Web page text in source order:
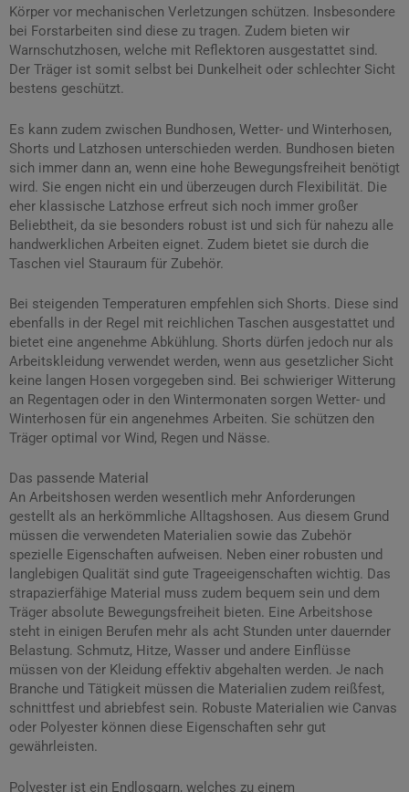
Körper vor mechanischen Verletzungen schützen. Insbesondere
bei Forstarbeiten sind diese zu tragen. Zudem bieten wir
Warnschutzhosen, welche mit Reflektoren ausgestattet sind.
Der Träger ist somit selbst bei Dunkelheit oder schlechter Sicht
bestens geschützt.
Es kann zudem zwischen Bundhosen, Wetter- und Winterhosen,
Shorts und Latzhosen unterschieden werden. Bundhosen bieten
sich immer dann an, wenn eine hohe Bewegungsfreiheit benötigt
wird. Sie engen nicht ein und überzeugen durch Flexibilität. Die
eher klassische Latzhose erfreut sich noch immer großer
Beliebtheit, da sie besonders robust ist und sich für nahezu alle
handwerklichen Arbeiten eignet. Zudem bietet sie durch die
Taschen viel Stauraum für Zubehör.
Bei steigenden Temperaturen empfehlen sich Shorts. Diese sind
ebenfalls in der Regel mit reichlichen Taschen ausgestattet und
bietet eine angenehme Abkühlung. Shorts dürfen jedoch nur als
Arbeitskleidung verwendet werden, wenn aus gesetzlicher Sicht
keine langen Hosen vorgegeben sind. Bei schwieriger Witterung
an Regentagen oder in den Wintermonaten sorgen Wetter- und
Winterhosen für ein angenehmes Arbeiten. Sie schützen den
Träger optimal vor Wind, Regen und Nässe.
Das passende Material
An Arbeitshosen werden wesentlich mehr Anforderungen
gestellt als an herkömmliche Alltagshosen. Aus diesem Grund
müssen die verwendeten Materialien sowie das Zubehör
spezielle Eigenschaften aufweisen. Neben einer robusten und
langlebigen Qualität sind gute Trageeigenschaften wichtig. Das
strapazierfähige Material muss zudem bequem sein und dem
Träger absolute Bewegungsfreiheit bieten. Eine Arbeitshose
steht in einigen Berufen mehr als acht Stunden unter dauernder
Belastung. Schmutz, Hitze, Wasser und andere Einflüsse
müssen von der Kleidung effektiv abgehalten werden. Je nach
Branche und Tätigkeit müssen die Materialien zudem reißfest,
schnittfest und abriebfest sein. Robuste Materialien wie Canvas
oder Polyester können diese Eigenschaften sehr gut
gewährleisten.
Polyester ist ein Endlosgarn, welches zu einem